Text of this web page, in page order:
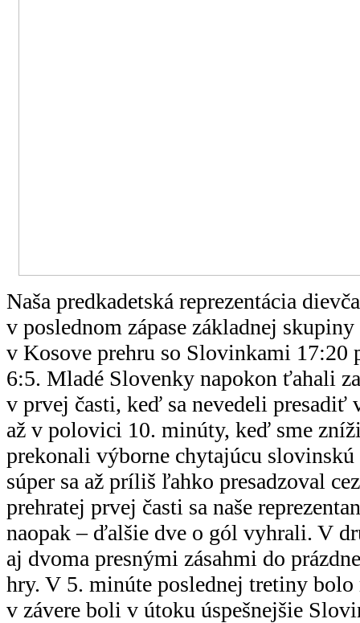
Naša predkadetská reprezentácia
v poslednom zápase základnej
v Kosove prehru so Slovinkami 17:20
6:5. Mladé Slovenky napokon ťahali
v prvej časti, keď sa nevedeli
až v polovici 10. minúty, keď sme
prekonali výborne chytajúcu slovinskú
súper sa až príliš ľahko presadzoval
prehratej prvej časti sa naše
naopak – ďalšie dve o gól vyhrali. V
aj dvoma presnými zásahmi do
hry. V 5. minúte poslednej tretiny bolo
v závere boli v útoku úspešnejšie